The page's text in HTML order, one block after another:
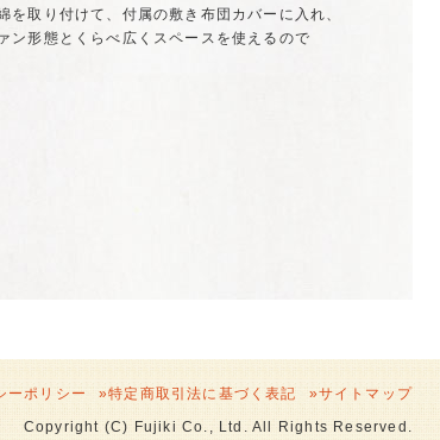
取り付けて、付属の敷き布団カバーに入れ、
ン形態とくらべ広くスペースを使えるので
ーポリシー »特定商取引法に基づく表記 »サイトマップ
Copyright (C) Fujiki Co., Ltd. All Rights Reserved.